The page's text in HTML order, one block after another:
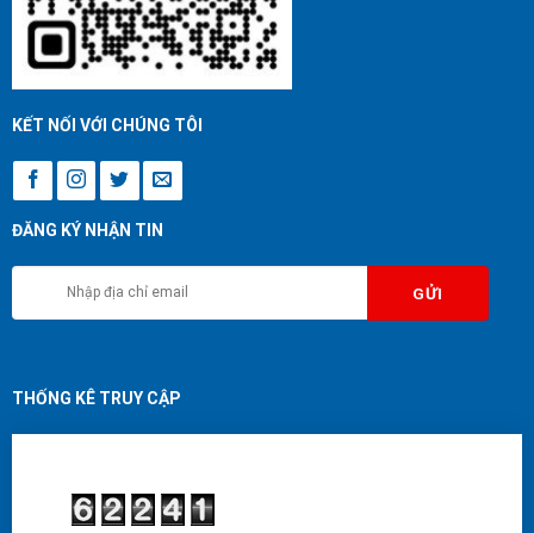
KẾT NỐI VỚI CHÚNG TÔI
ĐĂNG KÝ NHẬN TIN
THỐNG KÊ TRUY CẬP